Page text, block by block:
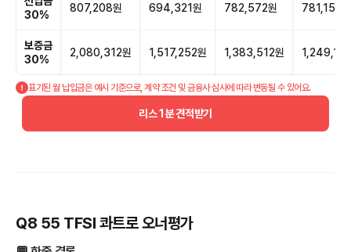
30%
807,208원 694,321원 782,572원 781,151원
보증금
30%
2,080,312원 1,517,252원 1,383,512원
표기된 월 납입금은 예시 기준으로, 계약 조건 및 금융사 심사에 따라 변동될 수 있어요.
리스 1분 견적받기
Q8 55 TFSI 콰트로 오너평가